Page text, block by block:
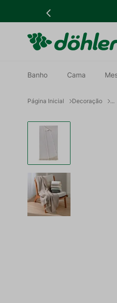
Banho Cama
Decoração